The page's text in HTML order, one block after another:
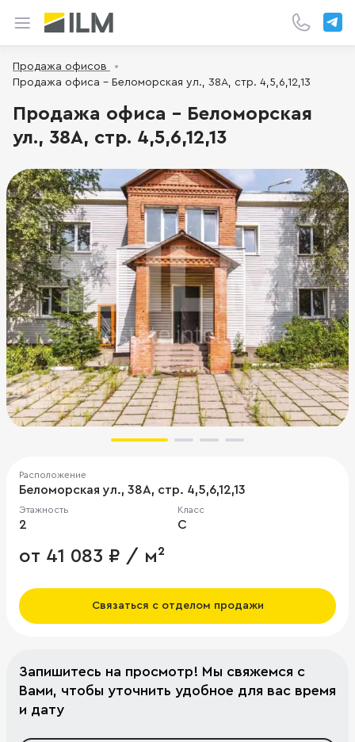
Продажа офисов
Продажа офиса - Беломорская ул., 38А, стр. 4,5,6,12,13
Продажа офиса - Беломорская
ул., 38А, стр. 4,5,6,12,13
Расположение
Беломорская ул., 38А, стр. 4,5,6,12,13
Этажность
2
Класс
C
от 41 083 ₽ / м²
Связаться с отделом продажи
Запишитесь на просмотр! Мы свяжемся с
Вами, чтобы уточнить удобное для вас время
и дату